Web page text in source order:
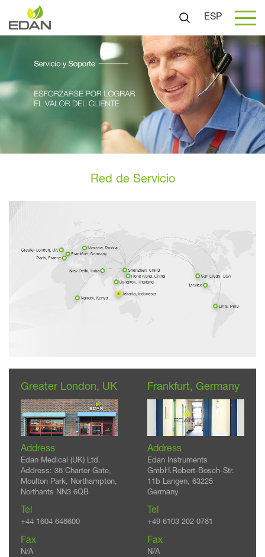
ESP
Red de Servicio
Greater London, UK
Address
Edan Medical (UK) Ltd.
Address: 38 Charter Gate,
Moulton Park, Northampton,
Northants NN3 6QB
Tel
+44 1604 648600
Fax
N/A
Frankfurt, Germany
Address
Edan Instruments
GmbH.Robert-Bosch-Str.
11b Langen, 63225
Germany
Tel
+49 6103 202 0781
Fax
N/A